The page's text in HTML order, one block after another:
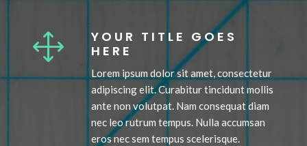
1
YOUR TITLE GOES
HERE
Lorem ipsum dolor sit amet, consectetur
adipiscing elit. Curabitur tincidunt mollis
ante non volutpat. Nam consequat diam
nec leo rutrum tempus. Nulla accumsan
eros nec sem tempus scelerisque.